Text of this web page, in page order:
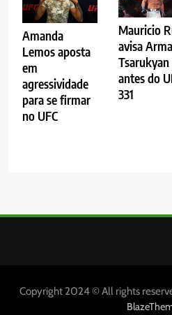
Amanda
Lemos aposta
em
agressividade
para se firmar
no UFC
Mauricio
avisa
Tsarukyan
antes do
331
Copyright 2024 © All rights